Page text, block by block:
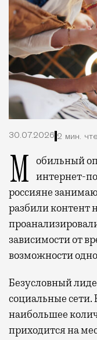
30.07.2026 2 мин.
Мобильный оператор Т2 изучил модели интернет-
россияне
разбили контент
зависимости от
возможности
Безусловный
социальные сети.
наибольшее
приходится на